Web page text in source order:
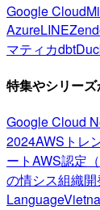
Google Cloud
AzureLINE
マティカdbt
特集やシリー
Google Cloud
2024AWSトレ
ートAWS認定（
の情シス組織
Language